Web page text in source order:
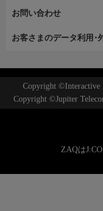
お問い合わせ
お客さまのデータ利用･
Copyright ©Interactive
Copyright ©Jupiter
ZAQは